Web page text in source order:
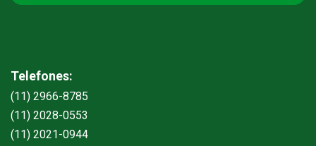
Telefones:
(11) 2966-8785
(11) 2028-0553
(11) 2021-0944